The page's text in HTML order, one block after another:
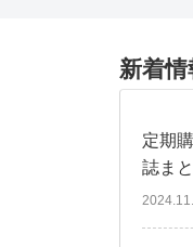
新着情
定期
誌ま